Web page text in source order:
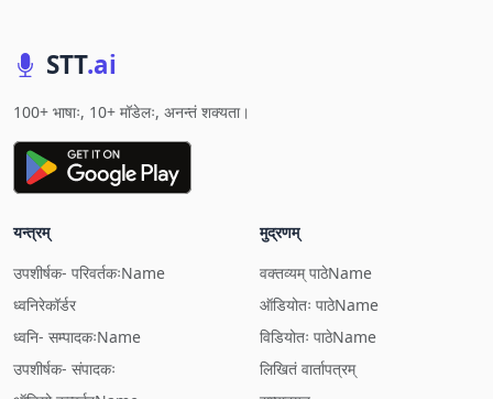
STT.ai
100+ भाषाः, 10+ मॉडेलः, अनन्तं शक्यता।
यन्त्रम्
उपशीर्षक- परिवर्तकःName
ध्वनिरेकॉर्डर
ध्वनि- सम्पादकःName
उपशीर्षक- संपादकः
मुद्रणम्
वक्तव्यम् पाठेName
ऑडियोतः पाठेName
विडियोतः पाठेName
लिखितं वार्तापत्रम्